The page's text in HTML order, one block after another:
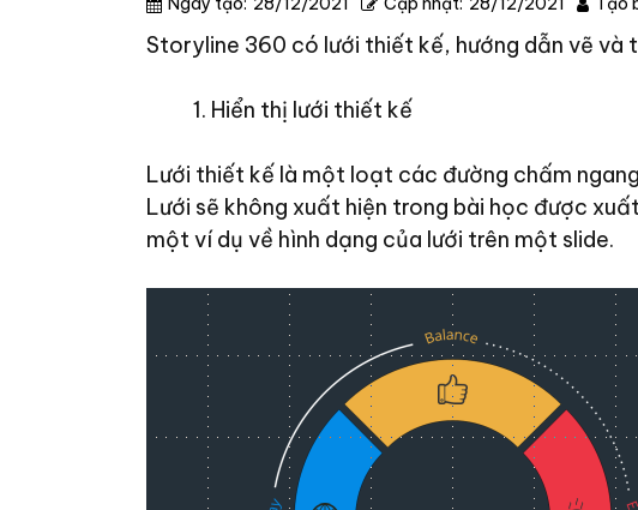
Storyline 360 ​​có lưới thiết kế, hướng dẫn vẽ và
Hiển thị lưới thiết kế
Lưới thiết kế là một loạt các đường chấm
Lưới sẽ không xuất hiện trong bài học được
một ví dụ về hình dạng của lưới trên một slide.